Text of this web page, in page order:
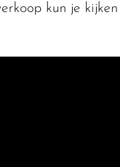
kun je